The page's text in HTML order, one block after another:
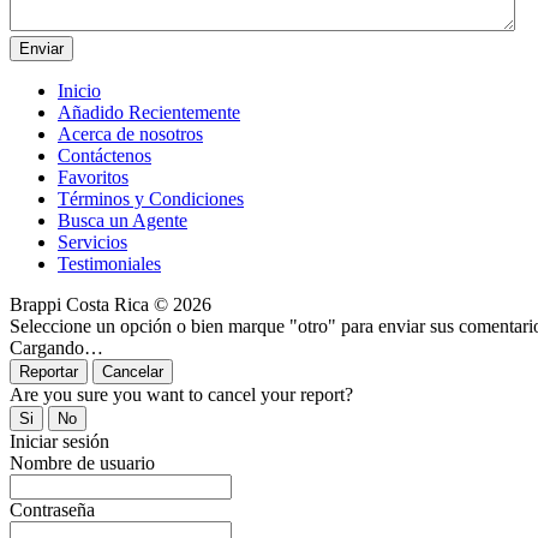
Inicio
Añadido Recientemente
Acerca de nosotros
Contáctenos
Favoritos
Términos y Condiciones
Busca un Agente
Servicios
Testimoniales
Brappi Costa Rica © 2026
Seleccione un opción o bien marque "otro" para enviar sus
Cargando…
Are you sure you want to cancel your report?
Iniciar sesión
Nombre de usuario
Contraseña